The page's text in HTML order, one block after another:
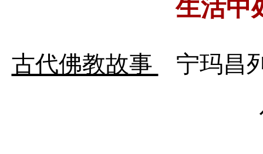
生活中
古代佛教故事
宁玛昌